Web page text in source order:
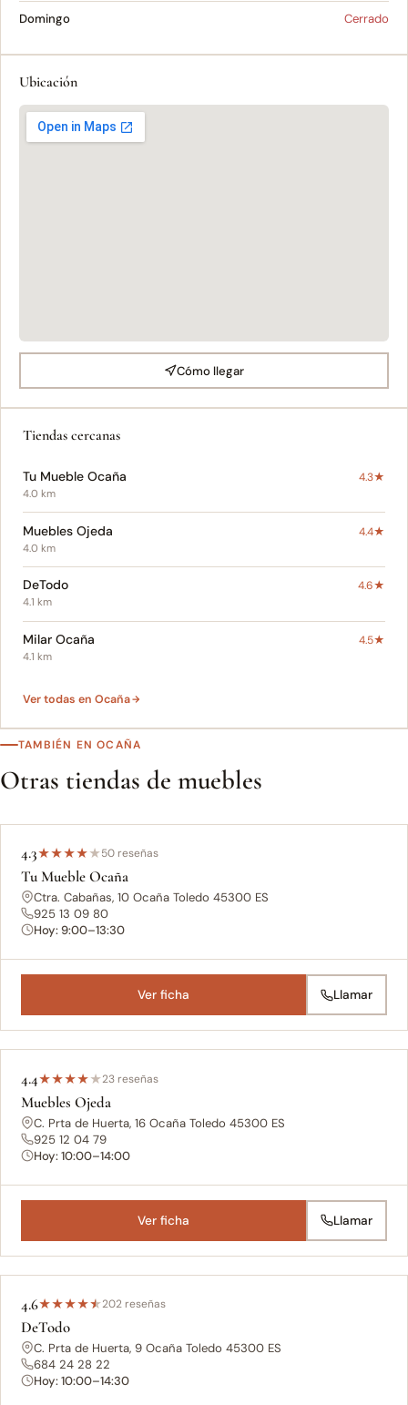
Domingo Cerrado
Ubicación
Cómo llegar
Tiendas cercanas
Tu Mueble Ocaña 4.3★
4.0 km
Muebles Ojeda 4.4★
4.0 km
DeTodo 4.6★
4.1 km
Milar Ocaña 4.5★
4.1 km
Ver todas en Ocaña
TAMBIÉN EN OCAÑA
Otras tiendas de muebles
4.3★★★★★50 reseñas
Tu Mueble Ocaña
Ctra. Cabañas, 10 Ocaña Toledo 45300 ES
925 13 09 80
Hoy: 9:00–13:30
Ver ficha Llamar
4.4★★★★★23 reseñas
Muebles Ojeda
C. Prta de Huerta, 16 Ocaña Toledo 45300 ES
925 12 04 79
Hoy: 10:00–14:00
Ver ficha Llamar
4.6★★★★★202 reseñas
DeTodo
C. Prta de Huerta, 9 Ocaña Toledo 45300 ES
684 24 28 22
Hoy: 10:00–14:30